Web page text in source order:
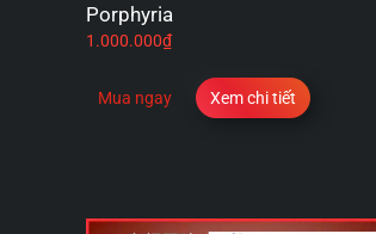
Porphyria
1.000.000₫
Mua ngay Xem chi tiết